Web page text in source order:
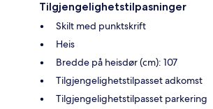
Tilgjengelighetstilpasninger
Skilt med punktskrift
Heis
Bredde på heisdør (cm): 107
Tilgjengelighetstilpasset adkomst
Tilgjengelighetstilpasset parkering